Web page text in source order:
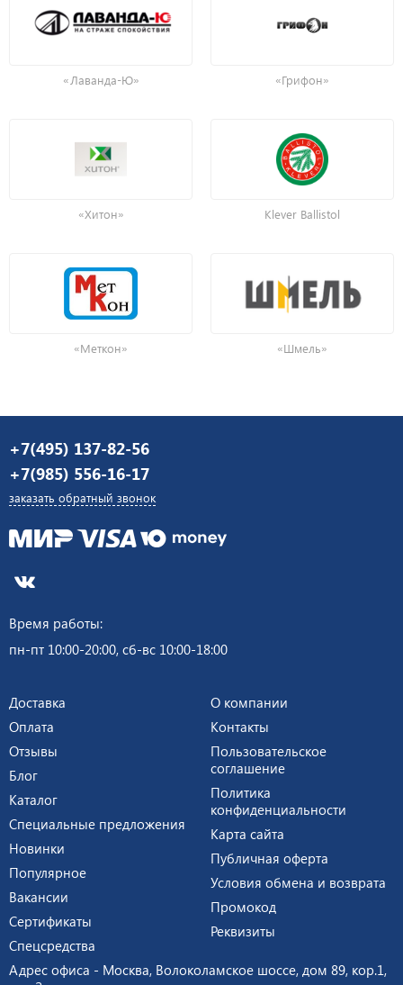
«Лаванда-Ю» «Грифон»
«Хитон» Klever Ballistol
«Меткон» «Шмель»
+7(495) 137-82-56
+7(985) 556-16-17
заказать обратный звонок
Время работы:
пн-пт 10:00-20:00, сб-вс 10:00-18:00
Доставка
Оплата
Отзывы
Блог
Каталог
Специальные предложения
Новинки
Популярное
Вакансии
Сертификаты
Спецсредства
О компании
Контакты
Пользовательское
соглашение
Политика
конфиденциальности
Карта сайта
Публичная оферта
Условия обмена и возврата
Промокод
Реквизиты
Адрес офиса - Москва, Волоколамское шоссе, дом 89, кор.1,